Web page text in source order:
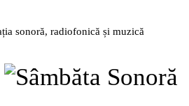
sonoră, radiofonică și muzică